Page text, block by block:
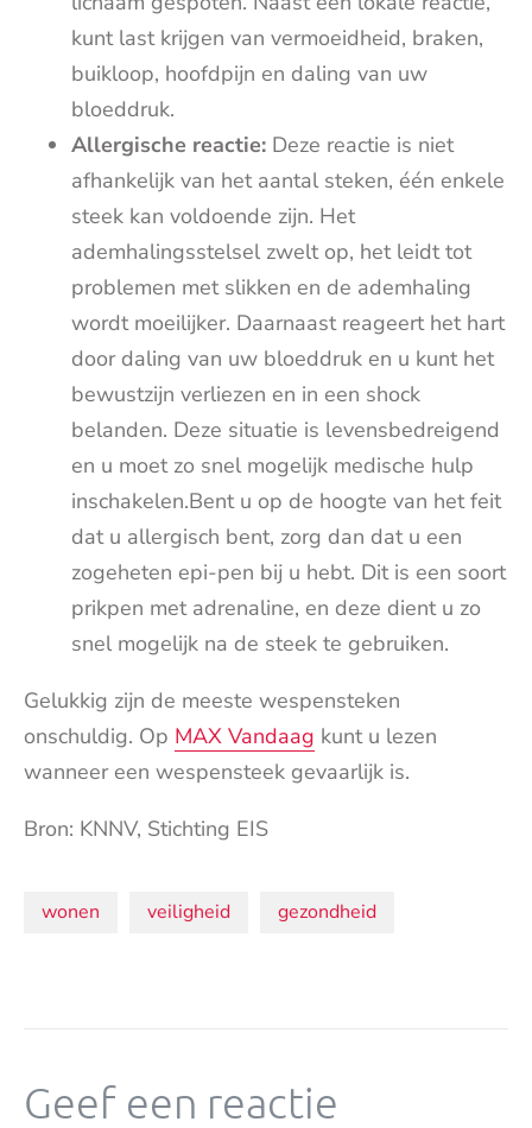
kunt last krijgen van vermoeidheid, braken,
buikloop, hoofdpijn en daling van uw
bloeddruk.
Allergische reactie: Deze reactie is niet
afhankelijk van het aantal steken, één enkele
steek kan voldoende zijn. Het
ademhalingsstelsel zwelt op, het leidt tot
problemen met slikken en de ademhaling
wordt moeilijker. Daarnaast reageert het hart
door daling van uw bloeddruk en u kunt het
bewustzijn verliezen en in een shock
belanden. Deze situatie is levensbedreigend
en u moet zo snel mogelijk medische hulp
inschakelen.Bent u op de hoogte van het feit
dat u allergisch bent, zorg dan dat u een
zogeheten epi-pen bij u hebt. Dit is een soort
prikpen met adrenaline, en deze dient u zo
snel mogelijk na de steek te gebruiken.
Gelukkig zijn de meeste wespensteken
onschuldig. Op MAX Vandaag kunt u lezen
wanneer een wespensteek gevaarlijk is.
Bron: KNNV, Stichting EIS
Onderwerpen:
wonen veiligheid gezondheid
Geef een reactie